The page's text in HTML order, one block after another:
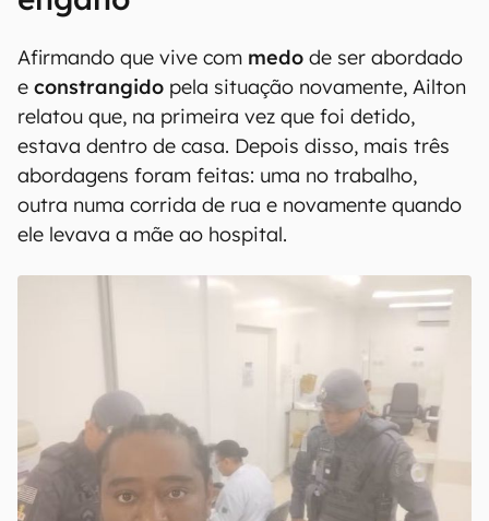
Afirmando que vive com medo de ser abordado
e constrangido pela situação novamente, Ailton
relatou que, na primeira vez que foi detido,
estava dentro de casa. Depois disso, mais três
abordagens foram feitas: uma no trabalho,
outra numa corrida de rua e novamente quando
ele levava a mãe ao hospital.